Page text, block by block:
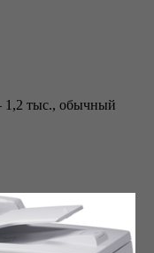
1,2 тыс., обычный